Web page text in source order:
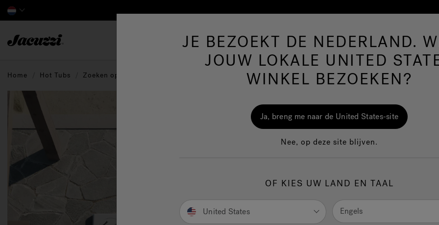
Hot Tubs Zwem-Spa’s Badkamer Wellness
Home Hot Tubs Zoeken op formaat
JE BEZOEKT DE NEDERLAND.
JOUW LOKALE UNITED
WINKEL BEZOEKEN?
Ja, breng me naar de United States-site
Nee, op deze site blijven.
OF KIES UW LAND EN TAAL
United States Engels